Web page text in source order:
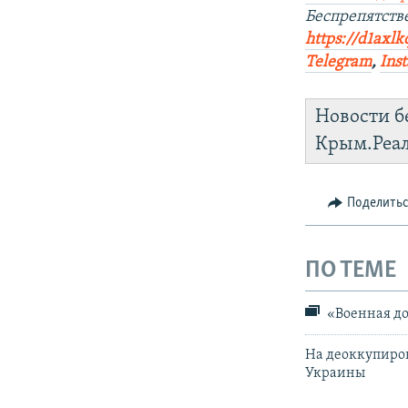
https://
Telegram,
Новости
ПО ТЕМЕ
«Военная
На
Украины